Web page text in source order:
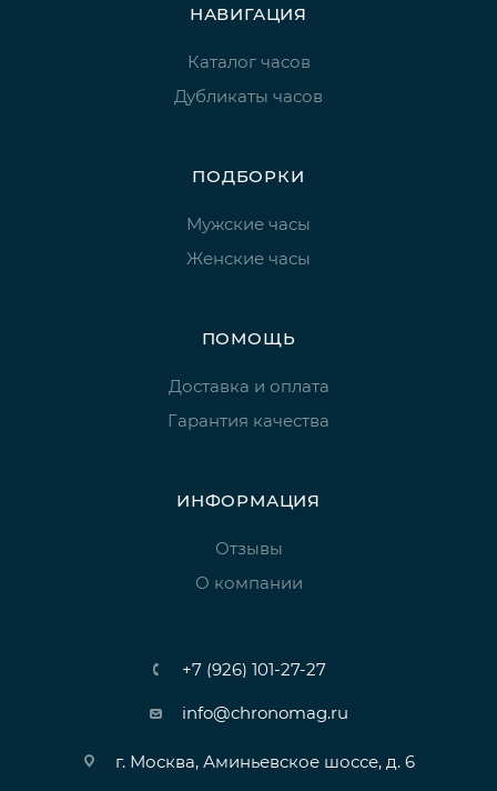
НАВИГАЦИЯ
Каталог часов
Дубликаты часов
ПОДБОРКИ
Мужские часы
Женские часы
ПОМОЩЬ
Доставка и оплата
Гарантия качества
ИНФОРМАЦИЯ
Отзывы
О компании
+7 (926) 101-27-27
info@chronomag.ru
г. Москва, Аминьевское шоссе, д. 6